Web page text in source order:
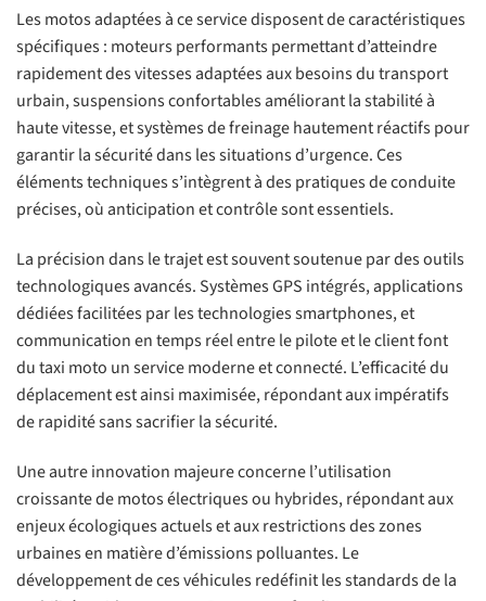
Les motos adaptées à ce service disposent de caractéristiques
spécifiques : moteurs performants permettant d’atteindre
rapidement des vitesses adaptées aux besoins du transport
urbain, suspensions confortables améliorant la stabilité à
haute vitesse, et systèmes de freinage hautement réactifs pour
garantir la sécurité dans les situations d’urgence. Ces
éléments techniques s’intègrent à des pratiques de conduite
précises, où anticipation et contrôle sont essentiels.
La précision dans le trajet est souvent soutenue par des outils
technologiques avancés. Systèmes GPS intégrés, applications
dédiées facilitées par les technologies smartphones, et
communication en temps réel entre le pilote et le client font
du taxi moto un service moderne et connecté. L’efficacité du
déplacement est ainsi maximisée, répondant aux impératifs
de rapidité sans sacrifier la sécurité.
Une autre innovation majeure concerne l’utilisation
croissante de motos électriques ou hybrides, répondant aux
enjeux écologiques actuels et aux restrictions des zones
urbaines en matière d’émissions polluantes. Le
développement de ces véhicules redéfinit les standards de la